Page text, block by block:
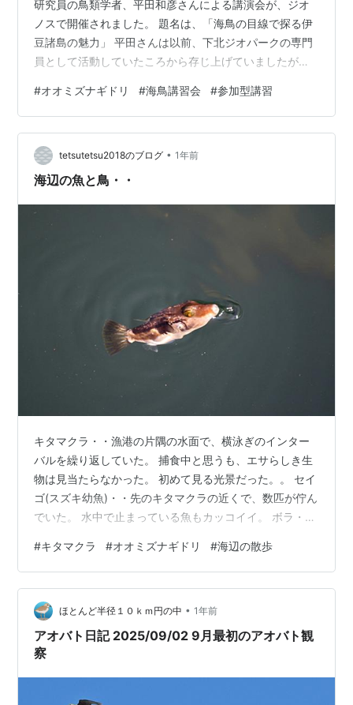
研究員の鳥類学者、平田和彦さんによる講演会が、ジオ
ノスで開催されました。 題名は、「海鳥の目線で探る伊
豆諸島の魅力」 平田さんは以前、下北ジオパークの専門
員として活動していたころから存じ上げていましたが、
みにしていました。 平田さんは、海鳥のことを写真やパ
フォーマンスで紹介するだけでなく、自作の俳句まで披
露！🤣 そう。鳥のうんちは宝物だそうで、かつて農業肥
料だったリン鉱石の原料にもなったそうです。伊豆大島
のすぐ隣の島「利島」では、オオミズナギドリの繁殖が
#オオミズナギドリ #海鳥講習会 #参加型講習
tetsutetsu2018のブログ • 1年前
海辺の魚と鳥・・
キタマクラ・・漁港の片隅の水面で、横泳ぎのインター
バルを繰り返していた。 捕食中と思うも、エサらしき生
物は見当たらなかった。 初めて見る光景だった。。 セイ
ゴ(スズキ幼魚)・・先のキタマクラの近くで、数匹が佇ん
でいた。 水中で止まっている魚もカッコイイ。 ボラ・・
か・・? ? メジナ幼魚か・・? イソギンポ系か・・? 10m
程の堤防上から。。 堤防上には、イソヒヨドリ。 トビ
3・・タカの渡を見に行かねば。。 ミユビシギか・・? シ
ロチドリか・・? 混群・・ ムナグロか・・? ザッパ
ン・・普通に歩いて行ける堤防がヤバかった。 夕暮れの
逆光で識…
#キタマクラ #オオミズナギドリ #海辺の散歩
ほとんど半径１０ｋｍ円の中 • 1年前
アオバト日記 2025/09/02 9月最初のアオバト観
察